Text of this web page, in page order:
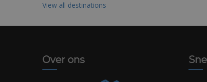
View all destinations
Over ons